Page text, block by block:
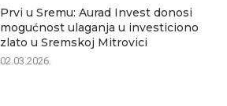
Prvi u Sremu: Aurad Invest donosi
mogućnost ulaganja u investiciono
zlato u Sremskoj Mitrovici
02.03.2026.